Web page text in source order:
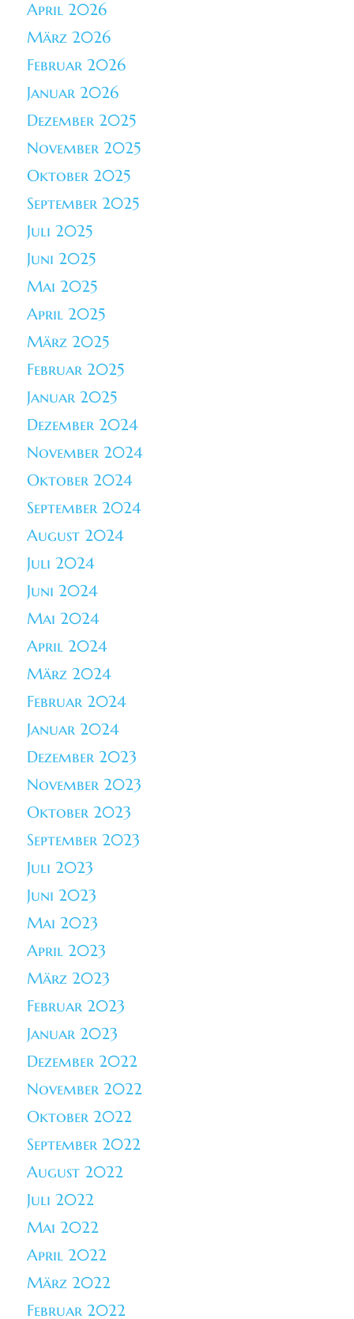
April 2026
März 2026
Februar 2026
Januar 2026
Dezember 2025
November 2025
Oktober 2025
September 2025
Juli 2025
Juni 2025
Mai 2025
April 2025
März 2025
Februar 2025
Januar 2025
Dezember 2024
November 2024
Oktober 2024
September 2024
August 2024
Juli 2024
Juni 2024
Mai 2024
April 2024
März 2024
Februar 2024
Januar 2024
Dezember 2023
November 2023
Oktober 2023
September 2023
Juli 2023
Juni 2023
Mai 2023
April 2023
März 2023
Februar 2023
Januar 2023
Dezember 2022
November 2022
Oktober 2022
September 2022
August 2022
Juli 2022
Mai 2022
April 2022
März 2022
Februar 2022